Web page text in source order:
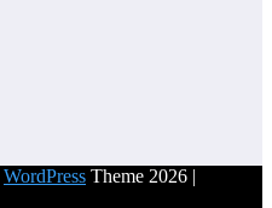
WordPress Theme 2026 |